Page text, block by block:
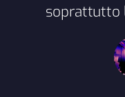
soprattutto